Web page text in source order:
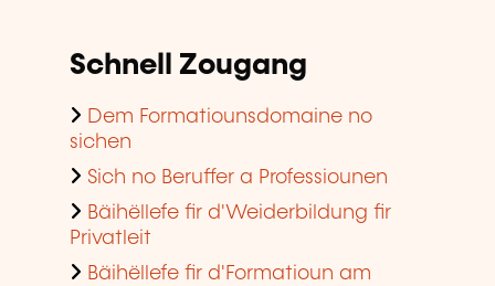
Schnell Zougang
Dem Formatiounsdomaine no
sichen
Sich no Beruffer a Professiounen
Bäihëllefe fir d'Weiderbildung fir
Privatleit
Bäihëllefe fir d'Formatioun am